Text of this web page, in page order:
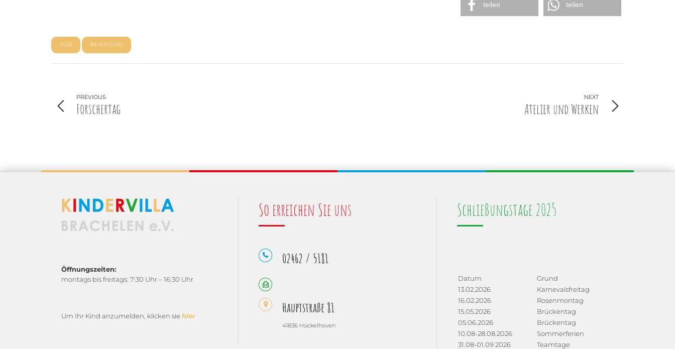
teilen teilen
2025 BEWEGUNG
PREVIOUS
Forschertag
NEXT
Atelier und Werken
Öffnungszeiten:
montags bis freitags: 7:30 Uhr – 16:30 Uhr
Um Ihr Kind anzumelden, klicken sie hier
So erreichen Sie uns
02462 / 5181
Hauptstraße 81
41836 Hückelhoven
Schließungstage 2025
Datum
Grund
13.02.2026
Karnevalsfreitag
16.02.2026
Rosenmontag
15.05.2026
Brückentag
05.06.2026
Brückentag
10.08-28.08.2026
Sommerferien
31.08-01.09 2026
Teamtage